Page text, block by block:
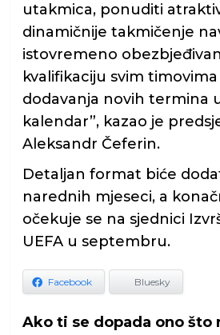
utakmica, ponuditi
dinamičnije takmičenje
istovremeno
kvalifikaciju svim
dodavanja novih termina
kalendar”, kazao je
Aleksandr Čeferin.
Detaljan format biće
narednih mjeseci, a
očekuje se na sjednici
UEFA u septembru.
Facebook Bluesky
Ako ti se dopada ono što